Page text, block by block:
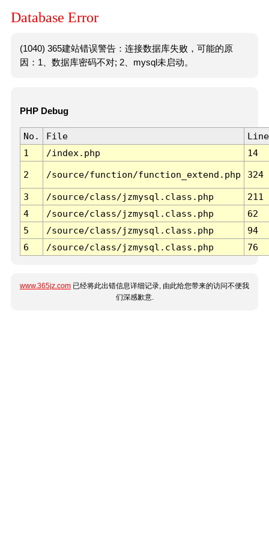
Database Error
(1040) 365建站错误警告：连接数据库失败，可能的原
因：1、数据库密码不对; 2、mysql未启动。
PHP Debug
No. File
Line
1
/index.php 14
2 /source/function/function_extend.php 324
3 /source/class/jzmysql.class.php
211
4
/source/class/jzmysql.class.php
62
5
/source/class/jzmysql.class.php
94
6
/source/class/jzmysql.class.php 76
www.365jz.com 已经将此出错信息详细记录, 由此给您带来的访问不便我
们深感歉意.